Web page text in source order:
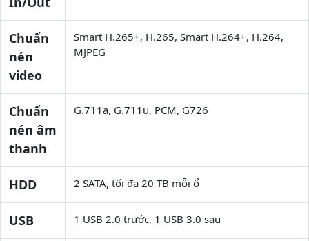
Chuẩn
nén
video
Smart H.265+, H.265, Smart H.264+, H.264,
MJPEG
Chuẩn
nén âm
thanh
G.711a, G.711u, PCM, G726
HDD 2 SATA, tối đa 20 TB mỗi ổ
USB 1 USB 2.0 trước, 1 USB 3.0 sau